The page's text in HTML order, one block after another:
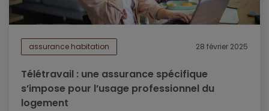
assurance habitation 28 février 2025
Télétravail : une assurance spécifique
s’impose pour l’usage professionnel du
logement